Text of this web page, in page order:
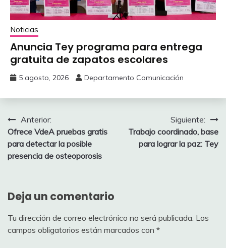
Noticias
Anuncia Tey programa para entrega
gratuita de zapatos escolares
5 agosto, 2026 Departamento Comunicación
Navegación
de
entradas
Anterior:
Ofrece VdeA pruebas gratis
para detectar la posible
presencia de osteoporosis
Siguiente:
Trabajo coordinado, base
para lograr la paz: Tey
Deja un comentario
Tu dirección de correo electrónico no será publicada. Los
campos obligatorios están marcados con *